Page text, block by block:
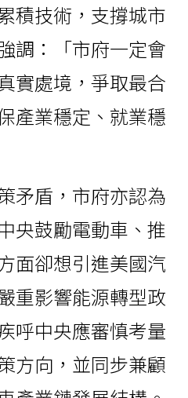
積技術，支撐城市
調：「市府一定會
實處境，爭取最合
產業穩定、就業穩
矛盾，市府亦認為
央鼓勵電動車、推
面卻想引進美國汽
重影響能源轉型政
呼中央應審慎考量
方向，並同步兼顧